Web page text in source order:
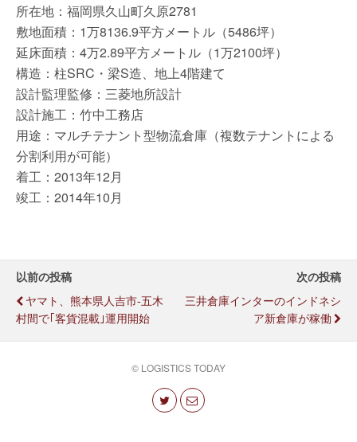
所在地：福岡県久山町久原2781
敷地面積：1万8136.9平方メートル（5486坪）
延床面積：4万2.89平方メートル（1万2100坪）
構造：柱SRC・梁S造、地上4階建て
設計監理監修：三菱地所設計
設計施工：竹中工務店
用途：マルチテナント型物流倉庫（複数テナントによる
分割利用が可能）
着工：2013年12月
竣工：2014年10月
以前の投稿
ヤマト、熊本県人吉市-五木
村間で｢客貨混載｣運用開始
次の投稿
三井倉庫インターのインドネシ
ア新倉庫が稼働
© LOGISTICS TODAY